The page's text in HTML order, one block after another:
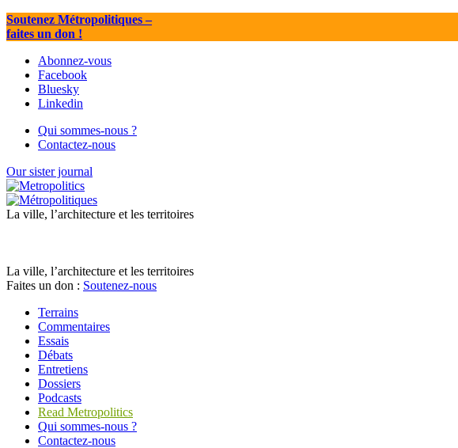
Soutenez Métropolitiques–
faites un don !
Abonnez-vous
Facebook
Bluesky
Linkedin
Qui sommes-nous ?
Contactez-nous
Our sister journal
La ville, l’architecture et les territoires
La ville, l’architecture et les territoires
Faites un don : Soutenez-nous
Terrains
Commentaires
Essais
Débats
Entretiens
Dossiers
Podcasts
Read Metropolitics
Qui sommes-nous ?
Contactez-nous